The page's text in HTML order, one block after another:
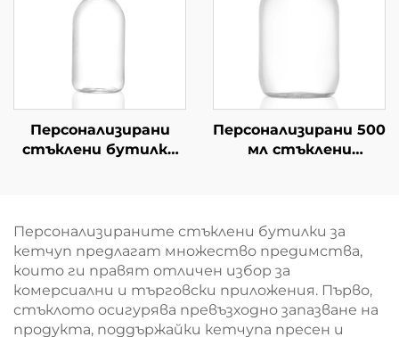
Персонализирани
стъклени бутилки
Персонализирани 500
мл стъклени
Персонализираните стъклени бутилки за
кетчуп предлагат множество предимства,
които ги правят отличен избор за
комерсиални и търговски приложения. Първо,
стъклото осигурява превъзходно запазване на
продукта, поддържайки кетчупа пресен и